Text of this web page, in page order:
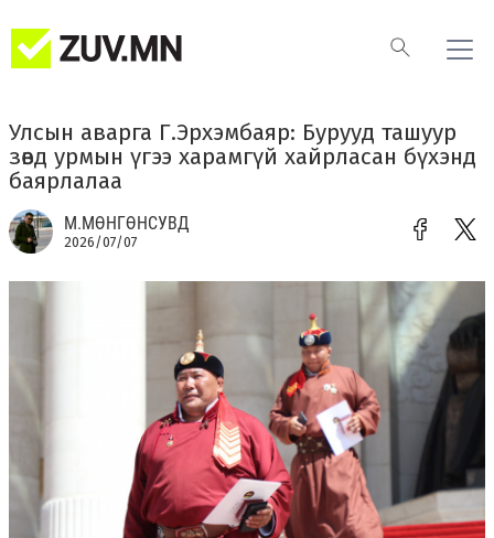
Улсын аварга Г.Эрхэмбаяр: Бурууд ташуур
зөвд урмын үгээ харамгүй хайрласан бүхэнд
баярлалаа
М.МӨНГӨНСУВД
2026/07/07